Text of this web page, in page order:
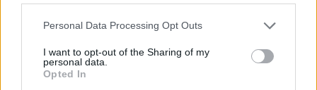
Please note that this website/app uses one or more Google
not limited to your visit or usage behaviour. You may click to
grant or deny consent to Google and its third-party tags to
use your data for below specified purposes in below Google
Personal Data Processing Opt Outs
I want to opt-out of the Sharing of my
personal data.
Opted In